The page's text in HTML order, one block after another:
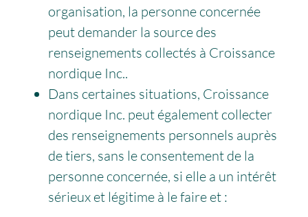
organisation, la personne concernée
peut demander la source des
renseignements collectés à Croissance
nordique Inc..
Dans certaines situations, Croissance
nordique Inc. peut également collecter
des renseignements personnels auprès
de tiers, sans le consentement de la
personne concernée, si elle a un intérêt
sérieux et légitime à le faire et :